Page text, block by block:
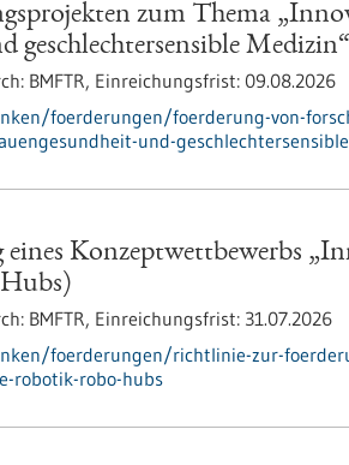
zum Thema
geschlechtersensible Medizin“
BMFTR, Einreichungsfrist: 09.08.2026
foerderungen/foerderung-von-
und-
Konzeptwettbewerbs
BMFTR, Einreichungsfrist: 31.07.2026
foerderungen/richtlinie-zur-
robotik-robo-hubs